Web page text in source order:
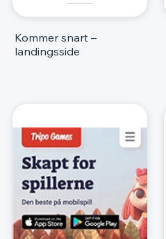
Kommer snart –
landingsside